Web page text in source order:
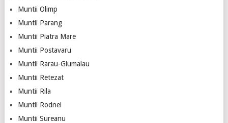
Muntii Olimp
Muntii Parang
Muntii Piatra Mare
Muntii Postavaru
Muntii Rarau-Giumalau
Muntii Retezat
Muntii Rila
Muntii Rodnei
Muntii Sureanu